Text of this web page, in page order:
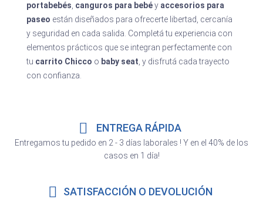
portabebés canguros para bebéy accesorios para
paseo están diseñados para ofrecerte libertad, cercanía
y seguridad en cada salida. Completá tu experiencia con
elementos prácticos que se integran perfectamente con
tu carrito Chicco o baby seat , y disfrutá cada trayecto
con confianza.
ENTREGA RÁPIDA
Entregamos tu pedido en 2 - 3 días laborales ! Y en el 40% de los
casos en 1 día!
SATISFACCIÓN O DEVOLUCIÓN